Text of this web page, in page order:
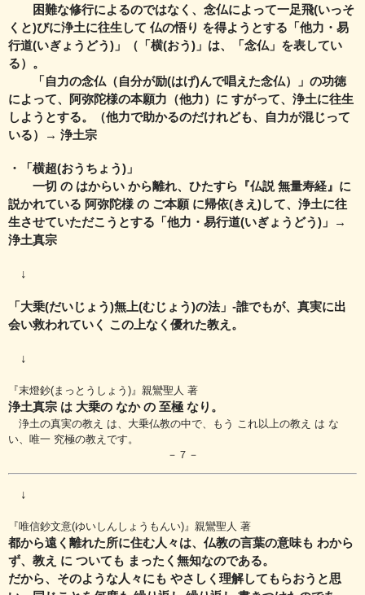
困難な修行によるのではなく、念仏によって一足飛(いっそ
くと)びに浄土に往生して 仏の悟り を得ようとする「他力・易
行道(いぎょうどう)」
（「横(おう)」は、「念仏」 を表してい
る）。
「自力の念仏（自分が励(はげ)んで唱えた念仏）」の功徳
によって、
阿弥陀様の本願力（他力）に すがって、浄土に往生
しようとする。
（他力で助かるのだけれども、自力が混じって
いる）→ 浄土宗
・「横超(おうちょう)」
一切 の はからい から離れ、ひたすら『仏説 無量寿経』に
説かれている 阿弥陀様 の ご本願 に帰依(きえ)して、浄土に往
生させていただこうとする「他力・易行道(いぎょうどう)」→
浄土真宗
↓
「大乗(だいじょう)無上(むじょう)の法」‐誰でもが、真実に出
会い救われていく この上なく優れた教え。
↓
『末燈鈔(まっとうしょう)』親鸞聖人 著
浄土真宗 は 大乗の なか の 至極 なり。
浄土の真実の教え は、大乗仏教の中で、もう これ以上の教え は な
い、唯一 究極の教えです。
－７－
↓
『唯信鈔文意(ゆいしんしょうもんい)』親鸞聖人 著
都から遠く離れた所に住む人々は、仏教の言葉の意味も わから
ず、 教え に ついても まったく無知なのである。
だから、そのような人々にも やさしく理解してもらおうと思